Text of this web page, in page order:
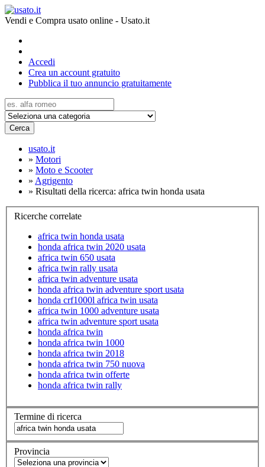
Vendi e Compra usato online - Usato.it
Accedi
Crea un account gratuito
Pubblica il tuo annuncio gratuitamente
Cerca
usato.it
» Motori
» Moto e Scooter
» Agrigento
» Risultati della ricerca: africa twin honda usata
Ricerche correlate
africa twin honda usata
honda africa twin 2020 usata
africa twin 650 usata
africa twin rally usata
africa twin adventure usata
honda africa twin adventure sport usata
honda crf1000l africa twin usata
africa twin 1000 adventure usata
africa twin adventure sport usata
honda africa twin
honda africa twin 1000
honda africa twin 2018
honda africa twin 750 nuova
honda africa twin offerte
honda africa twin rally
Termine di ricerca
Provincia